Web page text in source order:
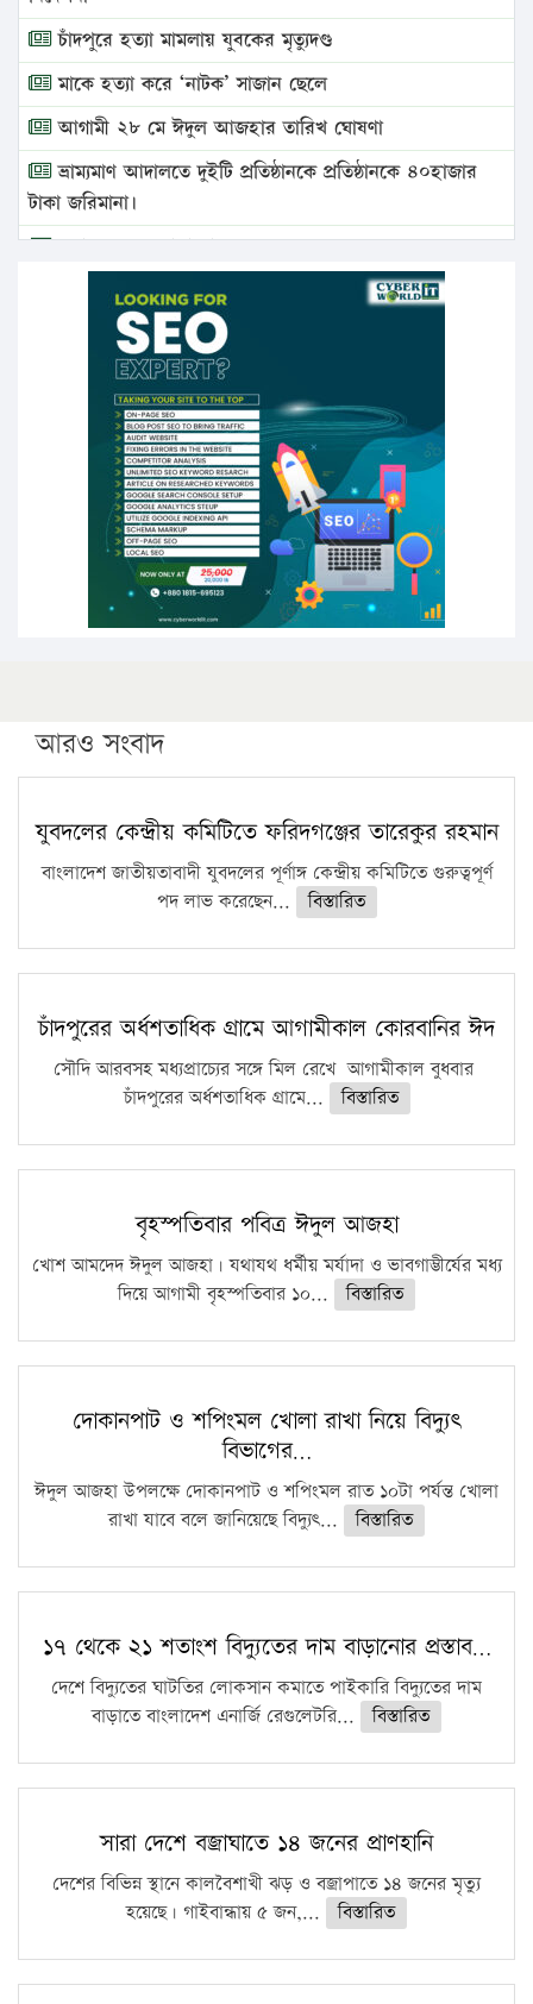
চাঁদপুরে হত্যা মামলায় যুবকের মৃত্যুদণ্ড
মাকে হত্যা করে ‘নাটক’ সাজান ছেলে
আগামী ২৮ মে ঈদুল আজহার তারিখ ঘোষণা
ভ্রাম্যমাণ আদালতে দুইটি প্রতিষ্ঠানকে প্রতিষ্ঠানকে ৪০হাজার
টাকা জরিমানা।
এবার লঞ্চের ভাড়া বাড়ল
১৭ থেকে ২১ শতাংশ বিদ্যুতের দাম বাড়ানোর প্রস্তাব পিডিবির
১৬ মে চাঁদপুর ও ২৫ মে ফেনী সফরে যাবেন প্রধানমন্ত্রী
উচ্চশিক্ষায় গৌরবময় অর্জন: পূর্ণ স্কলারশিপে যুক্তরাষ্ট্রে
পিএইচডি করছেন কুয়েটের কৃতি…
সারা দেশে বজ্রাঘাতে ১৪ জনের প্রাণহানি
কঠোর হচ্ছে এসএসসি ও এইচএসসি পরীক্ষা
ফরিদগঞ্জে আগুনে পুড়লো ৬ ব্যবসা প্রতিষ্ঠান
আরও সংবাদ
যুবদলের কেন্দ্রীয় কমিটিতে ফরিদগঞ্জের তারেকুর রহমান
বাংলাদেশ জাতীয়তাবাদী যুবদলের পূর্ণাঙ্গ কেন্দ্রীয় কমিটিতে গুরুত্বপূর্ণ
পদ লাভ করেছেন...
বিস্তারিত
চাঁদপুরের অর্ধশতাধিক গ্রামে আগামীকাল কোরবানির ঈদ
সৌদি আরবসহ মধ্যপ্রাচ্যের সঙ্গে মিল রেখে আগামীকাল বুধবার
চাঁদপুরের অর্ধশতাধিক গ্রামে...
বিস্তারিত
বৃহস্পতিবার পবিত্র ঈদুল আজহা
খোশ আমদেদ ঈদুল আজহা। যথাযথ ধর্মীয় মর্যাদা ও ভাবগাম্ভীর্যের মধ্য
দিয়ে আগামী বৃহস্পতিবার ১০...
বিস্তারিত
দোকানপাট ও শপিংমল খোলা রাখা নিয়ে বিদ্যুৎ
বিভাগের…
ঈদুল আজহা উপলক্ষে দোকানপাট ও শপিংমল রাত ১০টা পর্যন্ত খোলা
রাখা যাবে বলে জানিয়েছে বিদ্যুৎ...
বিস্তারিত
১৭ থেকে ২১ শতাংশ বিদ্যুতের দাম বাড়ানোর প্রস্তাব…
দেশে বিদ্যুতের ঘাটতির লোকসান কমাতে পাইকারি বিদ্যুতের দাম
বাড়াতে বাংলাদেশ এনার্জি রেগুলেটরি...
বিস্তারিত
সারা দেশে বজ্রাঘাতে ১৪ জনের প্রাণহানি
দেশের বিভিন্ন স্থানে কালবৈশাখী ঝড় ও বজ্রাপাতে ১৪ জনের মৃত্যু
হয়েছে। গাইবান্ধায় ৫ জন,...
বিস্তারিত